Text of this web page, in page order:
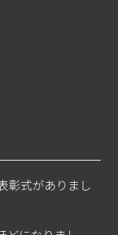
彰式がありまし